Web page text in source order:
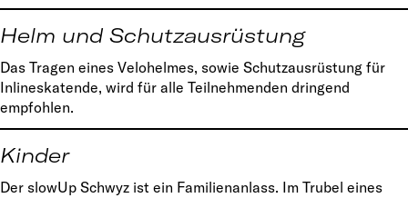
Helm und Schutzausrüstung
Das Tragen eines Velohelmes, sowie Schutzausrüstung für
Inlineskatende, wird für alle Teilnehmenden dringend
empfohlen.
Kinder
Der slowUp Schwyz ist ein Familienanlass. Im Trubel eines